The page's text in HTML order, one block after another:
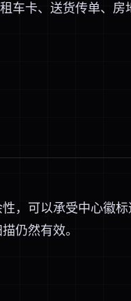
车卡、送货传单、房
，可以承受中心徽标
仍然有效。